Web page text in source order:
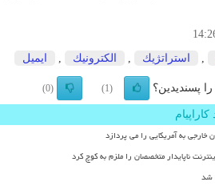
استراتژیك الكترونیك ایمیل
پسندیدین؟ (1)
(0)
خارجی به آمریکایی را می پردازد
ناپایدار متخصصان را ملزم به کوچ کرد
شد